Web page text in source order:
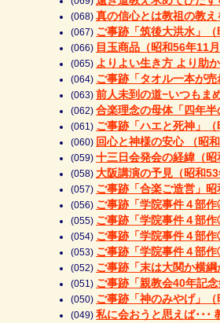
(068) 真の信心とは教祖の教え
(067) ご事跡「筑後大洪水」（
(066) 目玉商品（昭和56年11月
(065) よりよい生き方 より助
(064) ご事跡「タオル一本が売
(063) 前人未到の道−いつもま
(062) 合楽理念の母体「四年半
(061) ご事跡「ハエと死神」（
(060) 回心と神様の安心 （昭
(059) 十三日会発会の経緯（昭
(058) 大阪講演の予見（昭和53
(057) ご事跡「合楽ご造営」
(056) ご事跡「学院事件４部
(055) ご事跡「学院事件４部
(054) ご事跡「学院事件４部
(053) ご事跡「学院事件４部
(052) ご事跡「末は大関か横綱
(051) ご事跡「親教会40年記
(050) ご事跡「神のみやげ」（
(049) 私に会おうと思えば･･･